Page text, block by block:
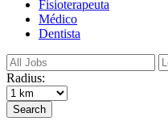
Fisioterapeuta
Médico
Dentista
Radius:
Search